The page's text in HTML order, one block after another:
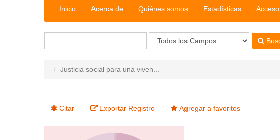
Inicio Acerca de Quiénes somos Estadísticas
Justicia social para una viven...
Citar Exportar Registro Agregar a favoritos